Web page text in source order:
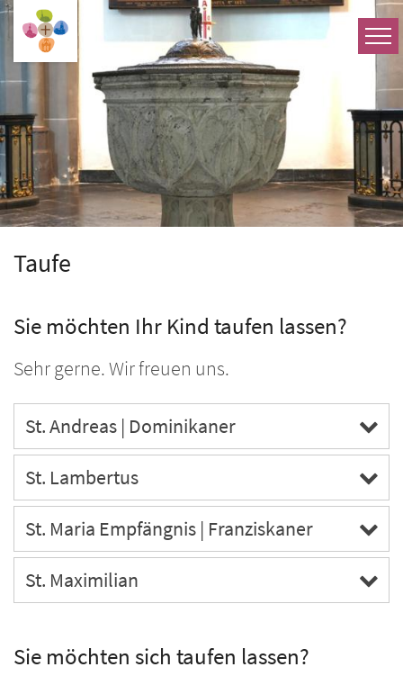
Zum Inhalt springen
Taufe
Sie möchten Ihr Kind taufen lassen?
Sehr gerne. Wir freuen uns.
St. Andreas | Dominikaner
St. Lambertus
St. Maria Empfängnis | Franziskaner
St. Maximilian
Sie möchten sich taufen lassen?